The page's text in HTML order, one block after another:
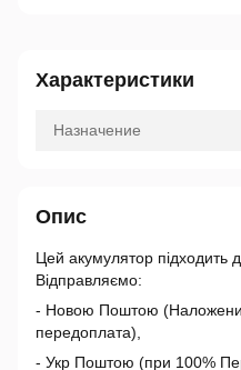
Характеристики
Назначение
Опис
Цей акумулятор підходить
Відправляємо:
- Новою Поштою
передоплата),
- Укр Поштою (при 100%